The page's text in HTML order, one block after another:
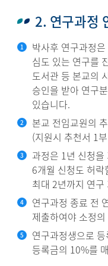
2. 연구과정
박사후 연구과정
심도 있는 연구를
도서관 등 본교의
승인을 받아 연구
있습니다.
본교 전임교원의
(지원시 추천서 1
과정은 1년 신청
6개월 신청도 허
최대 2년까지 연구
연구과정 종료 전
제출하여야 소정
연구과정생으로
등록금의 10%를